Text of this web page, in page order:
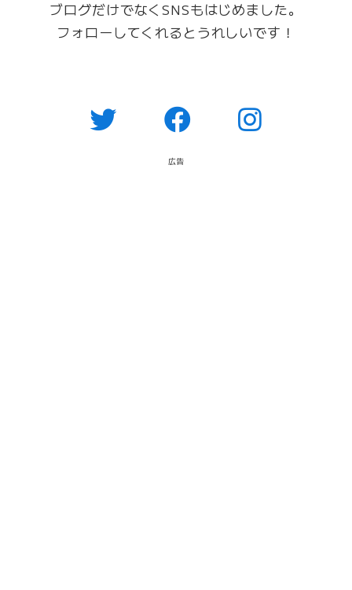
ブログだけでなくSNSもはじめました。
フォローしてくれるとうれしいです！
広告